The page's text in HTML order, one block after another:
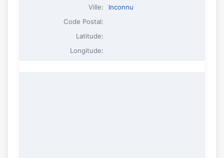
Ville:
Inconnu
Code Postal:
Latitude:
Longitude: